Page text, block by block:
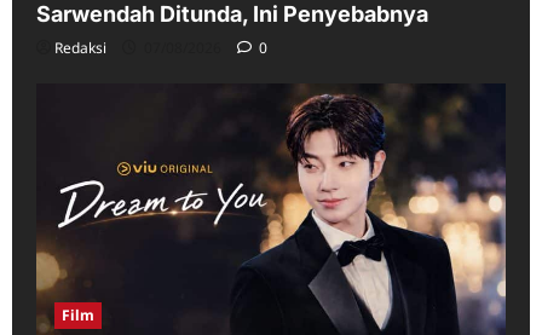
Sarwendah Ditunda, Ini Penyebabnya
Redaksi 0
Film